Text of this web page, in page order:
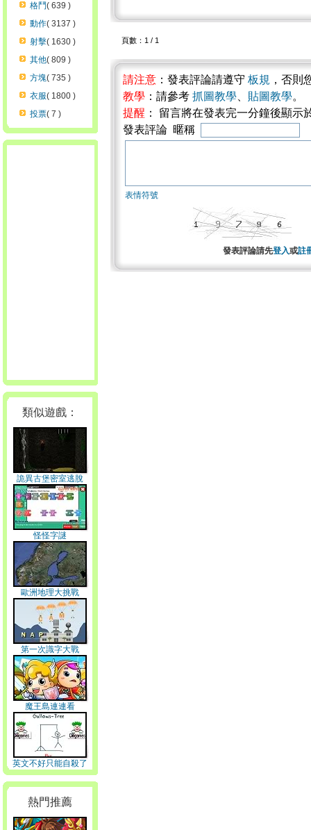
格鬥( 639 )
動作( 3137 )
射擊( 1630 )
其他( 809 )
方塊( 735 )
衣服( 1800 )
投票( 7 )
類似遊戲：
詭異古堡密室逃脫
怪怪字謎
歐洲地理大挑戰
第一次識字大戰
魔王島連連看
英文不好只能自殺了
熱門推薦
頁數：1 / 1
請注意 ：發表評論請遵守 板規 ，否則
教學 ：請參考 抓圖教學 貼圖教學。
提醒 ： 留言將在發表完一分鐘後顯
發表評論 暱稱
表情符號
發表評論請先登入或註